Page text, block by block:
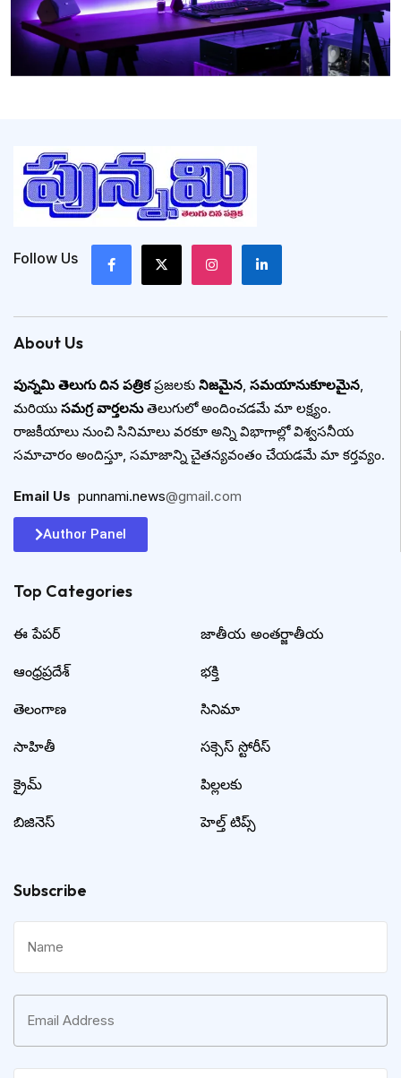
Follow Us
About Us
పున్నమి తెలుగు దిన పత్రికప్రజలకు నిజమైన, సమయానుకూలమైన,
మరియు సమగ్ర వార్తలనుతెలుగులో అందించడమే మా లక్ష్యం.
రాజకీయాలు నుంచి సినిమాలు వరకూ అన్ని విభాగాల్లో విశ్వసనీయ
సమాచారం అందిస్తూ, సమాజాన్ని చైతన్యవంతం చేయడమే మా కర్తవ్యం.
Email Us punnami.news@gmail.com
Author Panel
Top Categories​
ఈ పేపర్
ఆంధ్రప్రదేశ్
తెలంగాణ
సాహితీ
క్రైమ్
బిజినెస్
జాతీయ అంతర్జాతీయ
భక్తి
సినిమా
సక్సెస్ స్టోరీస్
పిల్లలకు
హెల్త్ టిప్స్
Subscribe